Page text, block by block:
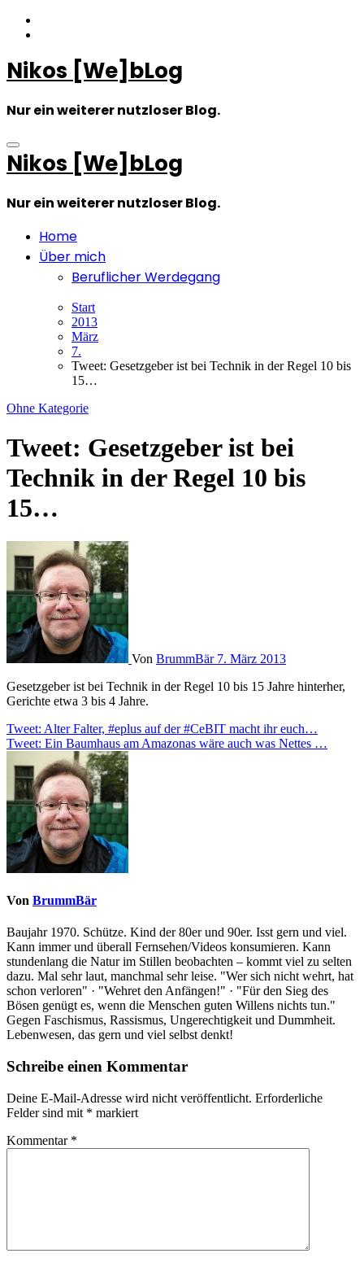
Zum
Inhalt
Nikos [We]bLog
Nur ein weiterer nutzloser Blog.
Nikos [We]bLog
Nur ein weiterer nutzloser Blog.
Home
Über mich
Beruflicher Werdegang
Start
2013
März
7.
Tweet: Gesetzgeber ist bei Technik in der Regel 10 bis
15…
Ohne Kategorie
Tweet: Gesetzgeber ist bei
Technik in der Regel 10 bis
15…
Von BrummBär 7. März 2013
Gesetzgeber ist bei Technik in der Regel 10 bis 15 Jahre hinterher,
Gerichte etwa 3 bis 4 Jahre.
Beitragsnavigation
Tweet: Alter Falter, #eplus auf der #CeBIT macht ihr euch…
Tweet: Ein Baumhaus am Amazonas wäre auch was Nettes …
Von BrummBär
Baujahr 1970. Schütze. Kind der 80er und 90er. Isst gern und viel.
Kann immer und überall Fernsehen/Videos konsumieren. Kann
stundenlang die Natur im Stillen beobachten – kommt viel zu selten
dazu. Mal sehr laut, manchmal sehr leise. "Wer sich nicht wehrt, hat
schon verloren" · "Wehret den Anfängen!" · "Für den Sieg des
Bösen genügt es, wenn die Menschen guten Willens nichts tun."
Gegen Faschismus, Rassismus, Ungerechtigkeit und Dummheit.
Lebenwesen, das gern und viel selbst denkt!
Schreibe einen Kommentar
Deine E-Mail-Adresse wird nicht veröffentlicht. Erforderliche
Felder sind mit * markiert
Kommentar *